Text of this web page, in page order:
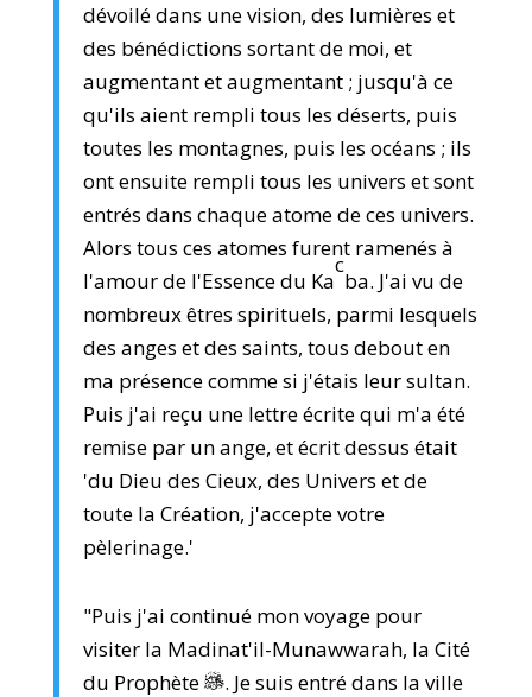
dévoilé dans une vision, des lumières et
des bénédictions sortant de moi, et
augmentant et augmentant ; jusqu'à ce
qu'ils aient rempli tous les déserts, puis
toutes les montagnes, puis les océans ; ils
ont ensuite rempli tous les univers et sont
entrés dans chaque atome de ces univers.
Alors tous ces atomes furent ramenés à
l'amour de l'Essence du Ka
c
ba. J'ai vu de
nombreux êtres spirituels, parmi lesquels
des anges et des saints, tous debout en
ma présence comme si j'étais leur sultan.
Puis j'ai reçu une lettre écrite qui m'a été
remise par un ange, et écrit dessus était
'du Dieu des Cieux, des Univers et de
toute la Création, j'accepte votre
pèlerinage.'
"Puis j'ai continué mon voyage pour
visiter la Madinat'il-Munawwarah, la Cité
du Prophète
. Je suis entré dans la ville